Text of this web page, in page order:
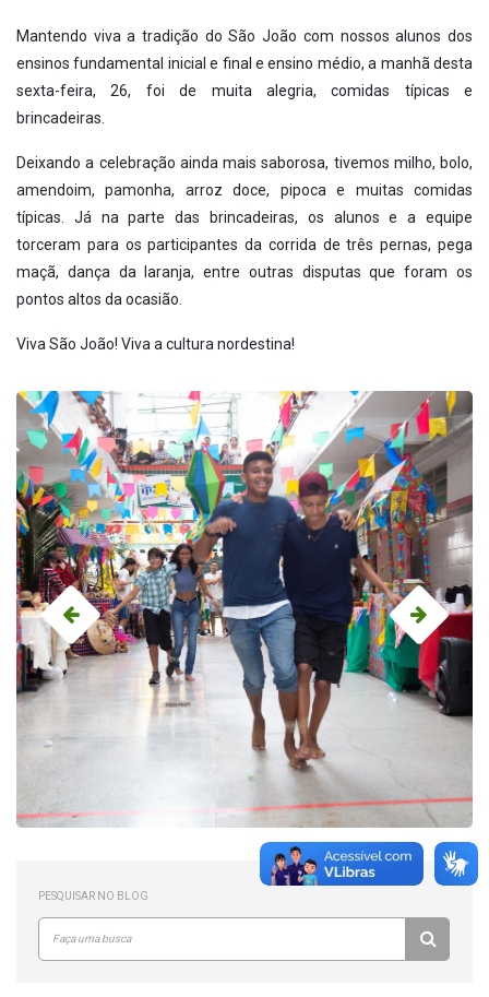
Mantendo viva a tradição do São João com nossos alunos dos
ensinos fundamental inicial e final e ensino médio, a manhã desta
sexta-feira, 26, foi de muita alegria, comidas típicas e
brincadeiras.
Deixando a celebração ainda mais saborosa, tivemos milho, bolo,
amendoim, pamonha, arroz doce, pipoca e muitas comidas
típicas. Já na parte das brincadeiras, os alunos e a equipe
torceram para os participantes da corrida de três pernas, pega
maçã, dança da laranja, entre outras disputas que foram os
pontos altos da ocasião.
Viva São João! Viva a cultura nordestina!
PESQUISAR NO BLOG